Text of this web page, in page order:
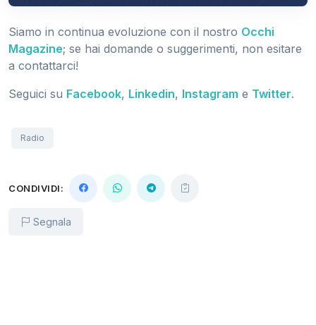
Siamo in continua evoluzione con il nostro Occhi
Magazine; se hai domande o suggerimenti, non esitare
a contattarci!
Seguici su Facebook, Linkedin, Instagram e Twitter.
Radio
CONDIVIDI:
Segnala